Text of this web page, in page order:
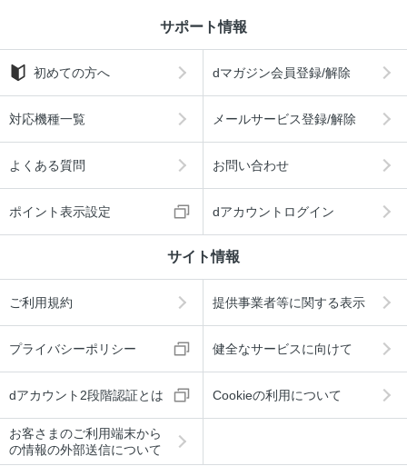
サポート情報
初めての方へ dマガジン会員登録/解除
対応機種一覧 メールサービス登録/解除
よくある質問 お問い合わせ
ポイント表示設定 dアカウントログイン
サイト情報
ご利用規約 提供事業者等に関する表示
プライバシーポリシー 健全なサービスに向けて
dアカウント2段階認証とは Cookieの利用について
お客さまのご利用端末から
の情報の外部送信について